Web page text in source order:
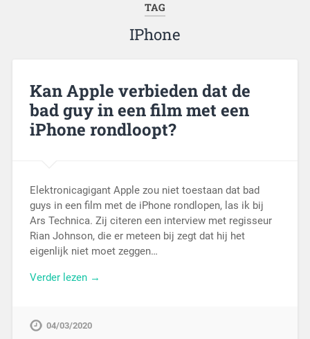
TAG
IPhone
Kan Apple verbieden dat de
bad guy in een film met een
iPhone rondloopt?
Elektronicagigant Apple zou niet toestaan dat bad
guys in een film met de iPhone rondlopen, las ik bij
Ars Technica. Zij citeren een interview met regisseur
Rian Johnson, die er meteen bij zegt dat hij het
eigenlijk niet moet zeggen…
Verder lezen →
04/03/2020